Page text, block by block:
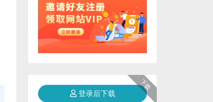
下载
登录后下载